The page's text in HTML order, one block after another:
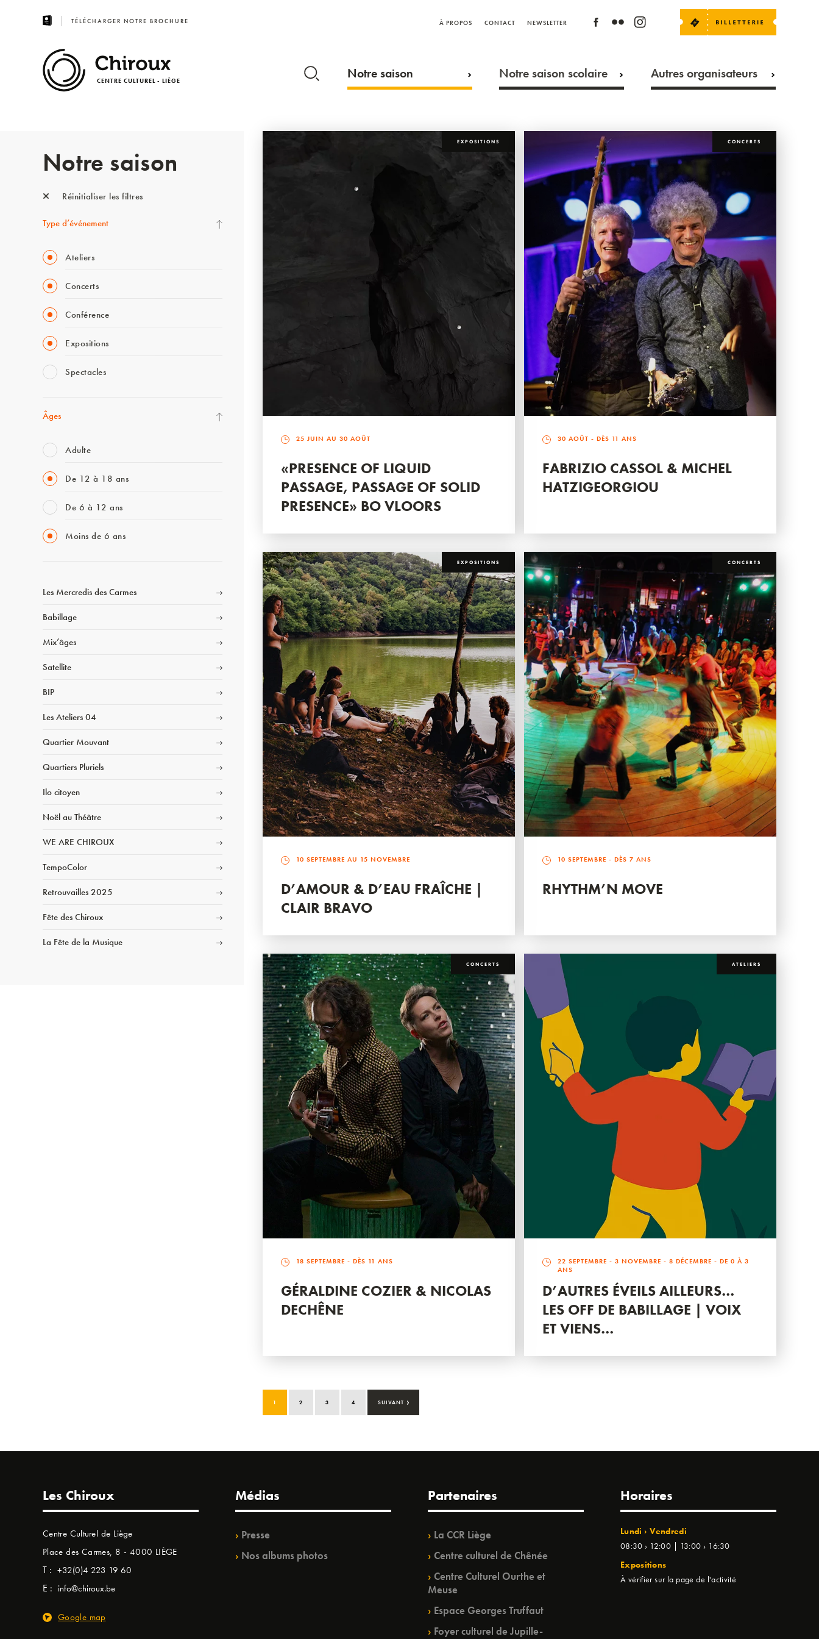
TÉLÉCHARGER NOTRE BROCHURE À PROPOS CONTACT NEWSLETTER
CENTRE CULTUREL - LIÈGE Notre saison Notre saison scolaire Autres organisateurs
Notre saison
Réinitialiser les filtres
Type d’événement
Ateliers
Concerts
Conférence
Expositions
Spectacles
Âges
Adulte
De 12 à 18 ans
De 6 à 12 ans
Moins de 6 ans
Les Mercredis des Carmes
Babillage
Mix’âges
Satellite
BIP
Les Ateliers 04
Quartier Mouvant
Quartiers Pluriels
Ilo citoyen
Noël au Théâtre
WE ARE CHIROUX
TempoColor
Retrouvailles 2025
Fête des Chiroux
La Fête de la Musique
EXPOSITIONS
25 JUIN AU 30 AOÛT
«PRESENCE OF LIQUID
PASSAGE, PASSAGE OF SOLID
PRESENCE» BO VLOORS
CONCERTS
30 AOÛT - DÈS 11 ANS
FABRIZIO CASSOL & MICHEL
HATZIGEORGIOU
EXPOSITIONS
10 SEPTEMBRE AU 15 NOVEMBRE
D’AMOUR & D’EAU FRAÎCHE |
CLAIR BRAVO
CONCERTS
10 SEPTEMBRE - DÈS 7 ANS
RHYTHM’N MOVE
CONCERTS
18 SEPTEMBRE - DÈS 11 ANS
GÉRALDINE COZIER & NICOLAS
DECHÊNE
ATELIERS
22 SEPTEMBRE -3 NOVEMBRE -8 DÉCEMBRE - DE 0 À 3
ANS
D’AUTRES ÉVEILS AILLEURS…
LES OFF DE BABILLAGE | VOIX
ET VIENS…
1 2 3 4 SUIVANT ›
Les Chiroux
Centre Culturel de Liège
Place des Carmes, 8 - 4000 LIÈGE
T : +32(0)4 223 19 60
E : info@chiroux.be
Google map
Médias
Presse
Nos albums photos
Partenaires
La CCR Liège
Centre culturel de Chênée
Centre Culturel Ourthe et
Meuse
Espace Georges Truffaut
Foyer culturel de Jupille-
Horaires
Lundi › Vendredi
08:30 › 12:00 | 13:00 › 16:30
Expositions
À vérifier sur la page de l'activité